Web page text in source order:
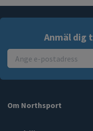
Anmäl dig
Om Northsport